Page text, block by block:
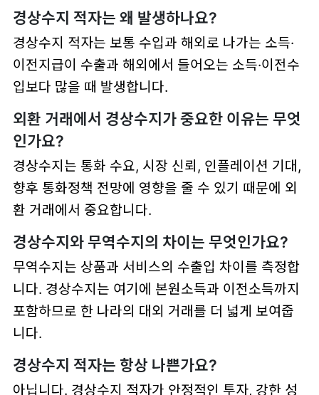
경상수지 적자는 왜 발생하나요?
경상수지 적자는 보통 수입과 해외로 나가는 소득·
이전지급이 수출과 해외에서 들어오는 소득·이전수
입보다 많을 때 발생합니다.
외환 거래에서 경상수지가 중요한 이유는 무엇
인가요?
경상수지는 통화 수요, 시장 신뢰, 인플레이션 기대,
향후 통화정책 전망에 영향을 줄 수 있기 때문에 외
환 거래에서 중요합니다.
경상수지와 무역수지의 차이는 무엇인가요?
무역수지는 상품과 서비스의 수출입 차이를 측정합
니다. 경상수지는 여기에 본원소득과 이전소득까지
포함하므로 한 나라의 대외 거래를 더 넓게 보여줍
니다.
경상수지 적자는 항상 나쁜가요?
아닙니다. 경상수지 적자가 안정적인 투자, 강한 성